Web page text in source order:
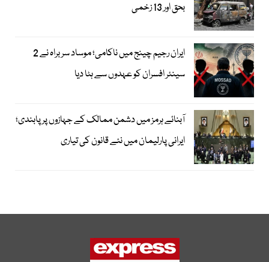
بحق اور 13 زخمی
ایران رجیم چینج میں ناکامی؛ موساد سربراہ نے 2
سینئر افسران کو عہدوں سے ہٹا دیا
آبنائے ہرمز میں دشمن ممالک کے جہازوں پر پابندی؛
ایرانی پارلیمان میں نئے قانون کی تیاری